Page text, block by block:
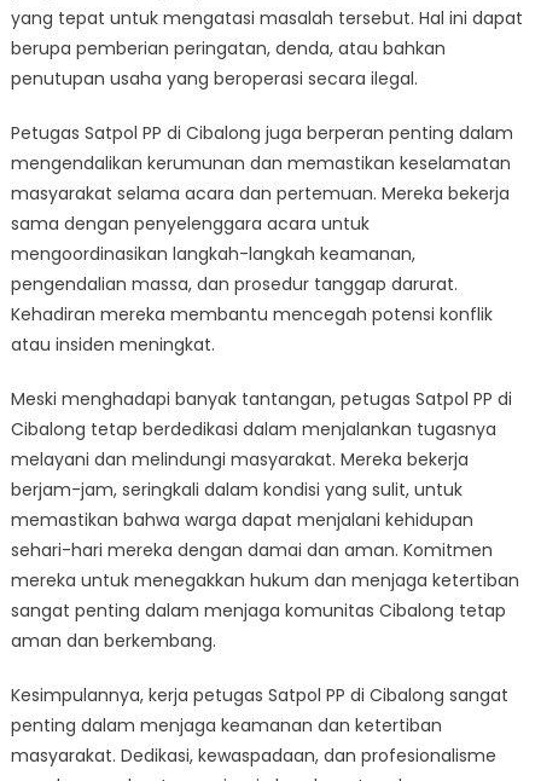
yang tepat untuk mengatasi masalah tersebut. Hal ini dapat
berupa pemberian peringatan, denda, atau bahkan
penutupan usaha yang beroperasi secara ilegal.
Petugas Satpol PP di Cibalong juga berperan penting dalam
mengendalikan kerumunan dan memastikan keselamatan
masyarakat selama acara dan pertemuan. Mereka bekerja
sama dengan penyelenggara acara untuk
mengoordinasikan langkah-langkah keamanan,
pengendalian massa, dan prosedur tanggap darurat.
Kehadiran mereka membantu mencegah potensi konflik
atau insiden meningkat.
Meski menghadapi banyak tantangan, petugas Satpol PP di
Cibalong tetap berdedikasi dalam menjalankan tugasnya
melayani dan melindungi masyarakat. Mereka bekerja
berjam-jam, seringkali dalam kondisi yang sulit, untuk
memastikan bahwa warga dapat menjalani kehidupan
sehari-hari mereka dengan damai dan aman. Komitmen
mereka untuk menegakkan hukum dan menjaga ketertiban
sangat penting dalam menjaga komunitas Cibalong tetap
aman dan berkembang.
Kesimpulannya, kerja petugas Satpol PP di Cibalong sangat
penting dalam menjaga keamanan dan ketertiban
masyarakat. Dedikasi, kewaspadaan, dan profesionalisme